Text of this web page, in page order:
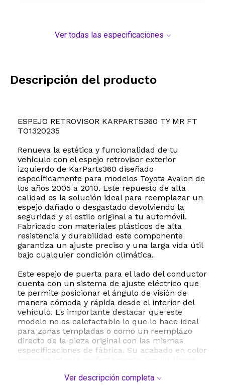
Ver todas las especificaciones
Descripción del producto
ESPEJO RETROVISOR KARPARTS360 TY MR FT
TO1320235
Renueva la estética y funcionalidad de tu
vehículo con el espejo retrovisor exterior
izquierdo de KarParts360 diseñado
específicamente para modelos Toyota Avalon de
los años 2005 a 2010. Este repuesto de alta
calidad es la solución ideal para reemplazar un
espejo dañado o desgastado devolviendo la
seguridad y el estilo original a tu automóvil.
Fabricado con materiales plásticos de alta
resistencia y durabilidad este componente
garantiza un ajuste preciso y una larga vida útil
bajo cualquier condición climática.
Este espejo de puerta para el lado del conductor
cuenta con un sistema de ajuste eléctrico que
te permite posicionar el ángulo de visión de
manera cómoda y rápida desde el interior del
vehículo. Es importante destacar que este
modelo no es calefactable lo que lo hace ideal
para zonas templadas o como un reemplazo
directo de la pieza original con las mismas
especificaciones de fábrica. Su acabado en color
Ver descripción completa